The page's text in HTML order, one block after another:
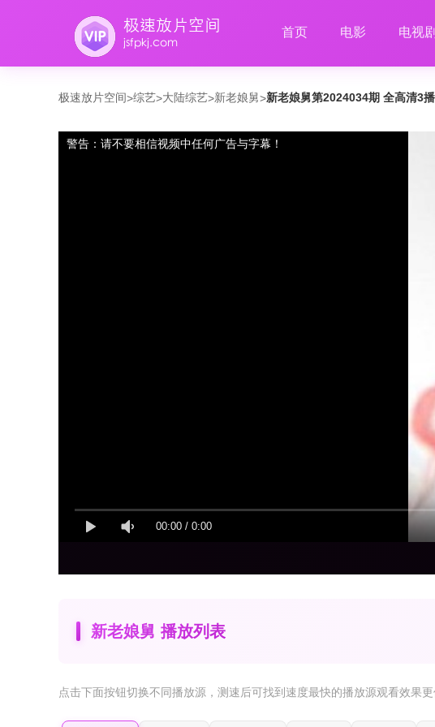
首页 电影 电视剧
极速放片空间>综艺>大陆综艺>新老娘舅>新老娘舅第2024034期 全高清3
00:00 / 0:00
警告：请不要相信视频中任何广告与字幕！
新老娘舅 播放列表
点击下面按钮切换不同播放源 ，测速后可找到速度最快的播放源观看效果更